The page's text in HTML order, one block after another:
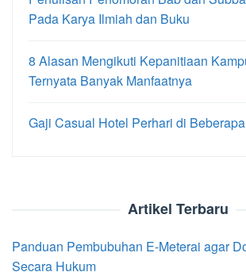
Pada Karya Ilmiah dan Buku
8 Alasan Mengikuti Kepanitiaan
Ternyata Banyak Manfaatnya
Gaji Casual Hotel Perhari di
Artikel Terbaru
Panduan Pembubuhan E-Meterai agar
Secara Hukum